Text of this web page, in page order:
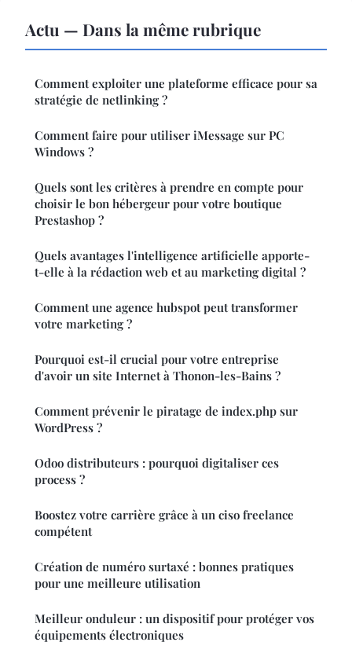
Actu — Dans la même rubrique
Comment exploiter une plateforme efficace pour sa
stratégie de netlinking ?
Comment faire pour utiliser iMessage sur PC
Windows ?
Quels sont les critères à prendre en compte pour
choisir le bon hébergeur pour votre boutique
Prestashop ?
Quels avantages l'intelligence artificielle apporte-
t-elle à la rédaction web et au marketing digital ?
Comment une agence hubspot peut transformer
votre marketing ?
Pourquoi est-il crucial pour votre entreprise
d'avoir un site Internet à Thonon-les-Bains ?
Comment prévenir le piratage de index.php sur
WordPress ?
Odoo distributeurs : pourquoi digitaliser ces
process ?
Boostez votre carrière grâce à un ciso freelance
compétent
Création de numéro surtaxé : bonnes pratiques
pour une meilleure utilisation
Meilleur onduleur : un dispositif pour protéger vos
équipements électroniques